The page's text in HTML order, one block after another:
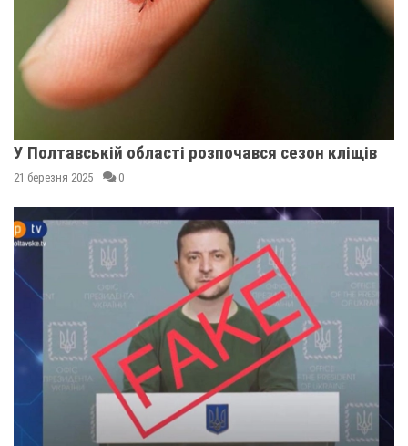
У Полтавській області розпочався сезон кліщів
21 березня 2025 0